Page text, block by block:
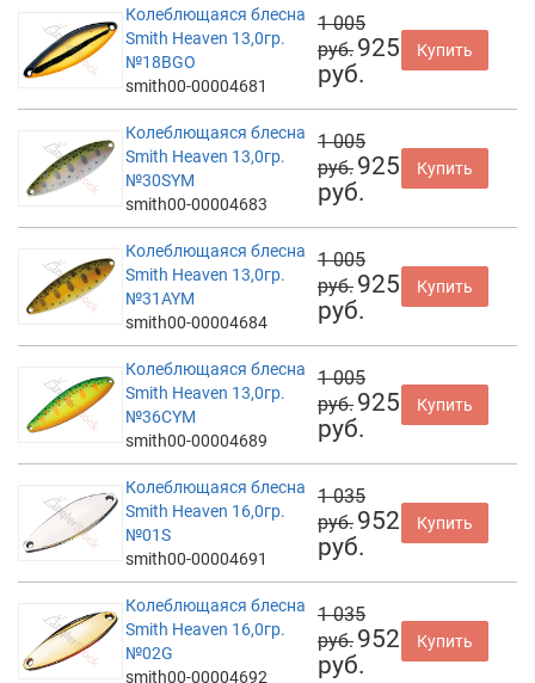
Колеблющаяся блесна
Smith Heaven 13,0гр.
№18BGO
smith00-00004681
1 005
руб. 925
руб.
Купить
Колеблющаяся блесна
Smith Heaven 13,0гр.
№30SYM
smith00-00004683
1 005
руб. 925
руб.
Купить
Колеблющаяся блесна
Smith Heaven 13,0гр.
№31AYM
smith00-00004684
1 005
руб. 925
руб.
Купить
Колеблющаяся блесна
Smith Heaven 13,0гр.
№36CYM
smith00-00004689
1 005
руб. 925
руб.
Купить
Колеблющаяся блесна
Smith Heaven 16,0гр.
№01S
smith00-00004691
1 035
руб. 952
руб.
Купить
Колеблющаяся блесна
Smith Heaven 16,0гр.
№02G
smith00-00004692
1 035
руб. 952
руб.
Купить